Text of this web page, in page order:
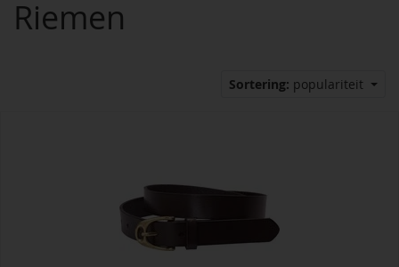
Riemen
Sortering: populariteit